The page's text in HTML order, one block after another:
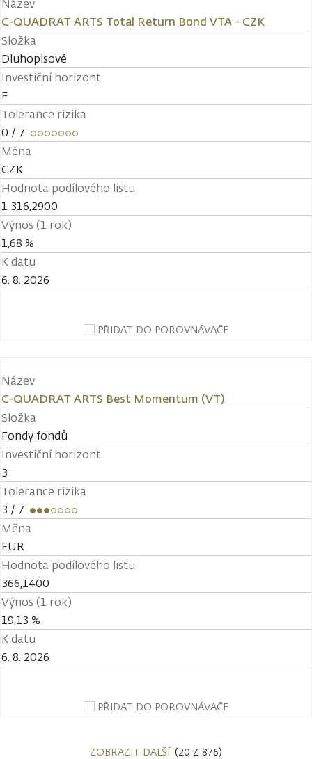
Název
C-QUADRAT ARTS Total Return Bond VTA - CZK
Složka
Dluhopisové
Investiční horizont
F
Tolerance rizika
0 / 7
Měna
CZK
Hodnota podílového listu
1 316,2900
Výnos (1 rok)
1,68 %
K datu
6. 8. 2026
PŘIDAT DO POROVNÁVAČE
Název
C-QUADRAT ARTS Best Momentum (VT)
Složka
Fondy fondů
Investiční horizont
3
Tolerance rizika
3 / 7
Měna
EUR
Hodnota podílového listu
366,1400
Výnos (1 rok)
19,13 %
K datu
6. 8. 2026
PŘIDAT DO POROVNÁVAČE
ZOBRAZIT DALŠÍ (20 Z 876)